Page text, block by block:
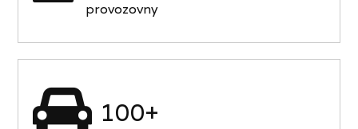
provozovny
100+